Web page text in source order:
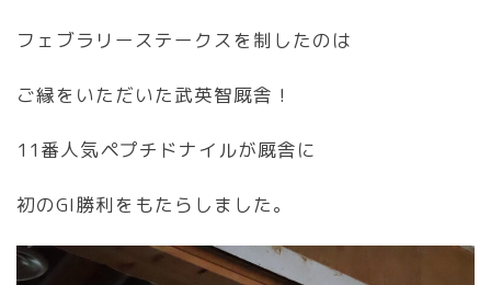
フェブラリーステークスを制したのは
ご縁をいただいた武英智厩舎！
11番人気ペプチドナイルが厩舎に
初のGI勝利をもたらしました。